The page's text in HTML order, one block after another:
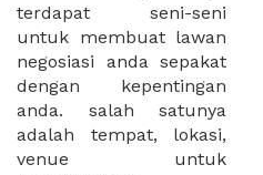
terdapat seni-seni
untuk membuat lawan
negosiasi anda sepakat
dengan kepentingan
anda. salah satunya
adalah tempat, lokasi,
venue untuk
partner anda, ke tempat
yang benar-benar baru
untuk mengubah
suasana tapi tetap
kondusif. buat partner
anda tidak jenuh
dengan menaikan